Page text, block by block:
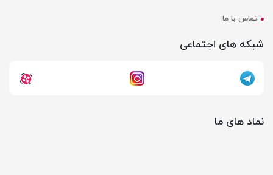
تماس با ما
شبکه های اجتماعی
نماد های ما